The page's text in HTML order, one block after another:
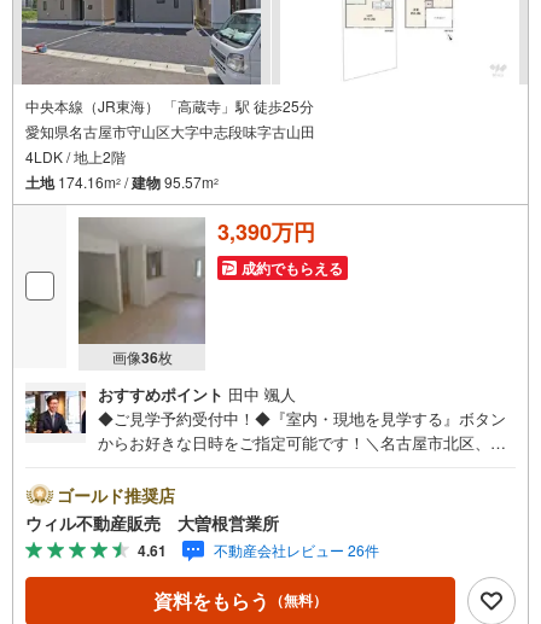
中央本線（JR東海） 「高蔵寺」駅 徒歩25分
愛知県名古屋市守山区大字中志段味字古山田
4LDK / 地上2階
土地174.16m2 /建物95.57m2
画像36枚
3,390万円
成約でもらえる
おすすめポイント 田中 颯人
◆ご見学予約受付中！◆『室内・現地を見学する』ボタン
からお好きな日時をご指定可能です！＼名古屋市北区、守
区、守山区の直接のご売却依頼を数多くいただいている不
動産仲介会社です。ネット上で分かる立地環境はもちろ
ん、過去にお任せいただいたお客様に現地の生の声をもと
に住戸環境を提案致します。＼平日のお住まい探しの方へ/
弊社では平日にご内覧・契約など平日にお住まい探しをさ
れるお客様にサービスをご用意しています。＼お仕事で忙
ゴールド推奨店
ウィル不動産販売 大曽根営業所
4.61 不動産会社レビュー 26件
資料をもらう （無料）